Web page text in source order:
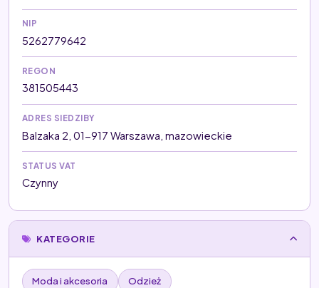
NIP
5262779642
REGON
381505443
ADRES SIEDZIBY
Balzaka 2, 01-917 Warszawa, mazowieckie
STATUS VAT
Czynny
KATEGORIE
Moda i akcesoria Odzież